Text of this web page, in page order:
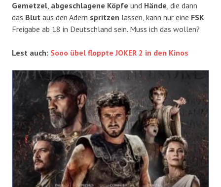
Gemetzel, abgeschlagene Köpfe und Hände, die dann
das Blut aus den Adern spritzen lassen, kann nur eine FSK
Freigabe ab 18 in Deutschland sein. Muss ich das wollen?
Lest auch: Sooo übel floppte JOKER 2 in den Kinos